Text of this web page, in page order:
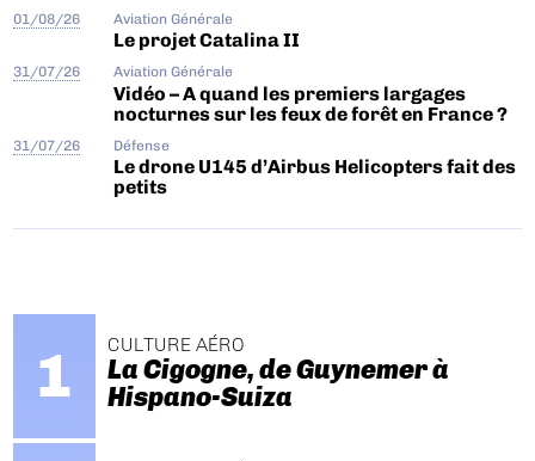
01/08/26 Aviation Générale
Le projet Catalina II
31/07/26 Aviation Générale
Vidéo – A quand les premiers largages
nocturnes sur les feux de forêt en France ?
31/07/26 Défense
Le drone U145 d’Airbus Helicopters fait des
petits
CULTURE AÉRO
La Cigogne, de Guynemer à
Hispano-Suiza